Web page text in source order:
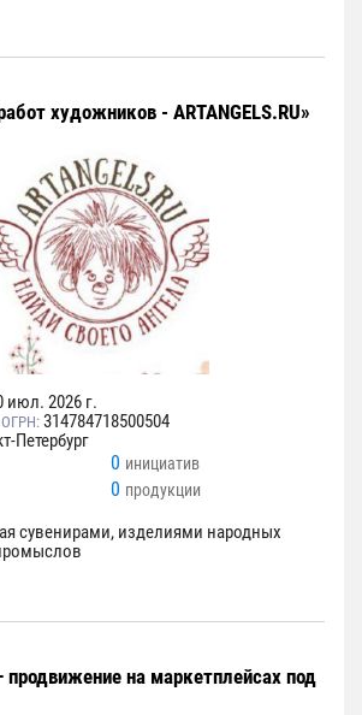
художников - ARTANGELS.RU»
июл. 2026 г.
ОГРН: 314784718500504
Петербург
0 инициатив
0 продукции
сувенирами, изделиями народных
на маркетплейсах под